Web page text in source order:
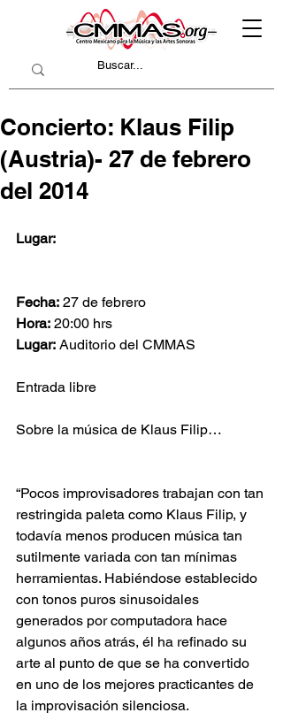
Concierto: Klaus Filip
(Austria)- 27 de febrero
del 2014
Lugar:
Fecha: 27 de febrero
Hora: 20:00 hrs
Lugar: Auditorio del CMMAS
Entrada libre
Sobre la música de Klaus Filip…
“Pocos improvisadores trabajan con tan
restringida paleta como Klaus Filip, y
todavía menos producen música tan
sutilmente variada con tan mínimas
herramientas. Habiéndose establecido
con tonos puros sinusoidales
generados por computadora hace
algunos años atrás, él ha refinado su
arte al punto de que se ha convertido
en uno de los mejores practicantes de
la improvisación silenciosa.